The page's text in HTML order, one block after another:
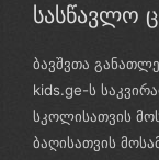
სასწავლო
ბავშვთა
kids.ge-ს
სკოლისათვის
ბაღისათვის